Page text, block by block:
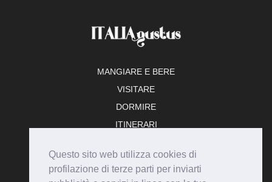
Questo sito web utilizza cookies di
profilazione di terze parti per inviarti
MANGIARE E BERE
VISITARE
DORMIRE
ITINERARI
ADERISCI